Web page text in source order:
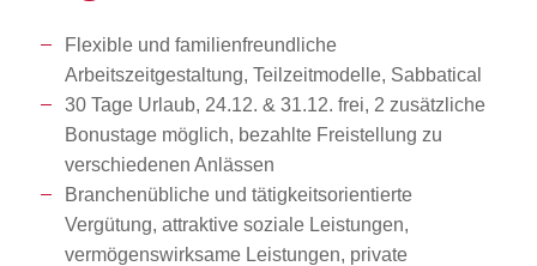
Flexible und familienfreundliche
Arbeitszeitgestaltung, Teilzeitmodelle, Sabbatical
30 Tage Urlaub, 24.12. & 31.12. frei, 2 zusätzliche
Bonustage möglich, bezahlte Freistellung zu
verschiedenen Anlässen
Branchenübliche und tätigkeitsorientierte
Vergütung, attraktive soziale Leistungen,
vermögenswirksame Leistungen, private